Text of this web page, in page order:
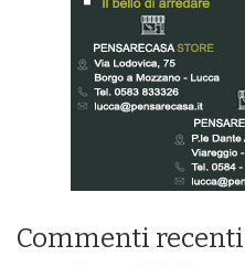
Commenti recenti